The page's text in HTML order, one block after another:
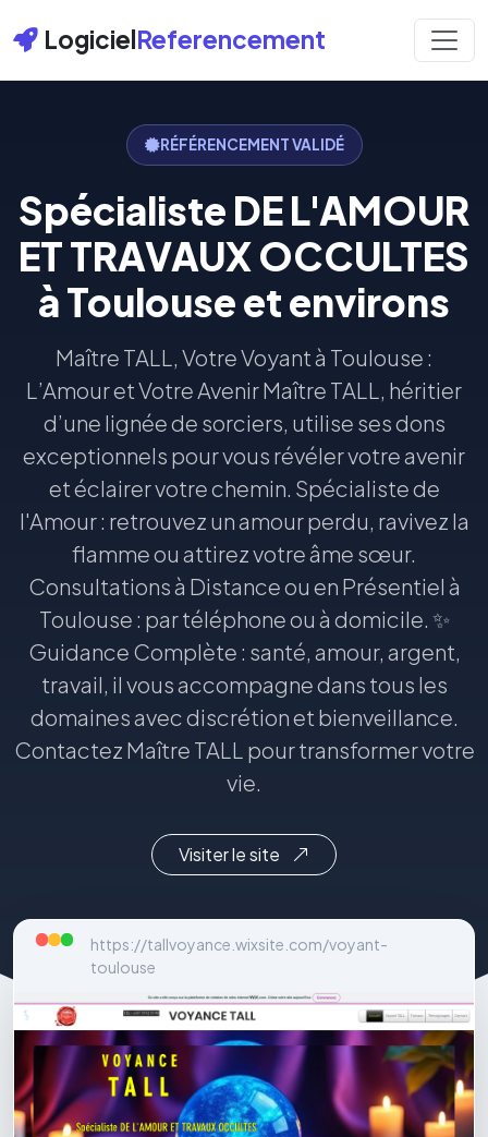
LogicielReferencement
RÉFÉRENCEMENT VALIDÉ
Spécialiste DE L'AMOUR
ET TRAVAUX OCCULTES
à Toulouse et environs
Maître TALL, Votre Voyant à Toulouse :
L’Amour et Votre Avenir Maître TALL, héritier
d’une lignée de sorciers, utilise ses dons
exceptionnels pour vous révéler votre avenir
et éclairer votre chemin. Spécialiste de
l'Amour : retrouvez un amour perdu, ravivez la
flamme ou attirez votre âme sœur.
Consultations à Distance ou en Présentiel à
Toulouse : par téléphone ou à domicile. ✨
Guidance Complète : santé, amour, argent,
travail, il vous accompagne dans tous les
domaines avec discrétion et bienveillance.
Contactez Maître TALL pour transformer votre
vie.
Visiter le site
https://tallvoyance.wixsite.com/voyant-
toulouse